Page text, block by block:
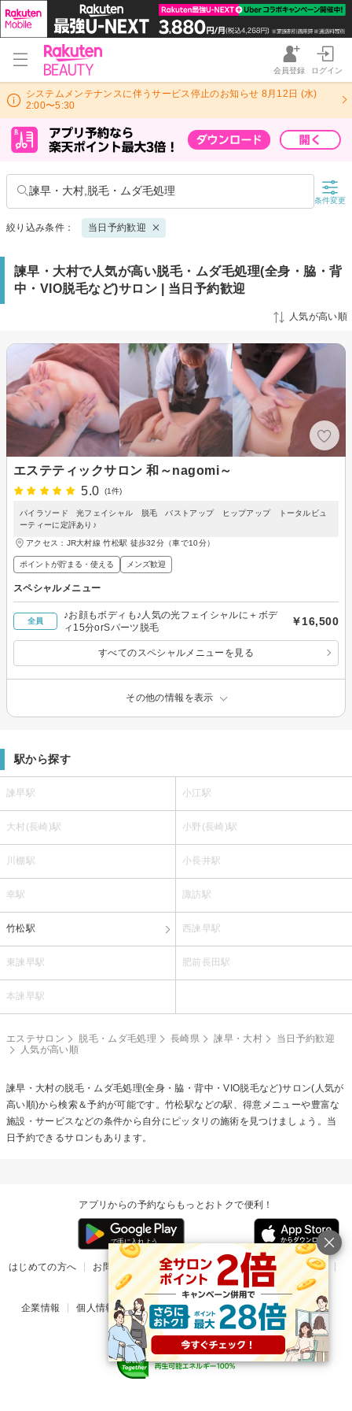
会員登録 ログイン
システムメンテナンスに伴うサービス停止のお知らせ 8月12日 (水)
2:00〜5:30
諫早・大村,脱毛・ムダ毛処理
条件変更
絞り込み条件： 当日予約歓迎
諫早・大村で人気が高い脱毛・ムダ毛処理(全身・脇・背
中・VIO脱毛など)サロン | 当日予約歓迎
人気が高い順
エステティックサロン 和～nagomi～
5.0
(1件)
パイラソード 光フェイシャル 脱毛 バストアップ ヒップアップ トータルビュ
ーティーに定評あり♪
アクセス：JR大村線 竹松駅 徒歩32分（車で10分）
ポイントが貯まる・使える メンズ歓迎
スペシャルメニュー
全員
♪お顔もボディも♪人気の光フェイシャルに＋ボデ
ィ15分orSパーツ脱毛
￥16,500
すべてのスペシャルメニューを見る
その他の情報を表示
駅から探す
諫早駅 小江駅
大村(長崎)駅 小野(長崎)駅
川棚駅 小長井駅
幸駅 諏訪駅
竹松駅 西諫早駅
東諫早駅 肥前長田駅
本諫早駅
エステサロン 脱毛・ムダ毛処理 長崎県 諫早・大村
当日予約歓迎
人気が高い順
諫早・大村の脱毛・ムダ毛処理(全身・脇・背中・VIO脱毛など)サロン(人気が
高い順)から検索＆予約が可能です。竹松駅などの駅、得意メニューや豊富な
施設・サービスなどの条件から自分にピッタリの施術を見つけましょう。当
日予約できるサロンもあります。
アプリからの予約ならもっとおトクで便利！
はじめての方へ お問い合わせ ヘルプ リリース情報
利用規約
掲載ご希望のサロン様
企業情報 個人情報保護方針 楽天のサービス一覧 アプリ一覧
© Rakuten Group, Inc.